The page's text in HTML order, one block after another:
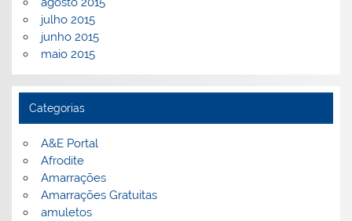
julho 2015
junho 2015
maio 2015
Categorias
A&E Portal
Afrodite
Amarrações
Amarrações Gratuitas
amuletos